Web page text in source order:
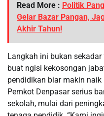
Read More : Politik
Gelar Bazar Pangan,
Akhir Tahun!
Langkah ini bukan
buat ngisi kekosongan
pendidikan biar makin
Pemkot Denpasar serius
sekolah, mulai dari